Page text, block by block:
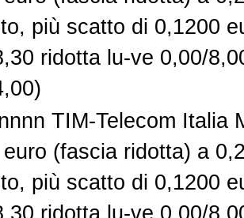
più scatto di 0,1200
ridotta lu-ve 0,00/
TIM-Telecom Italia
(fascia ridotta) a
più scatto di 0,1200